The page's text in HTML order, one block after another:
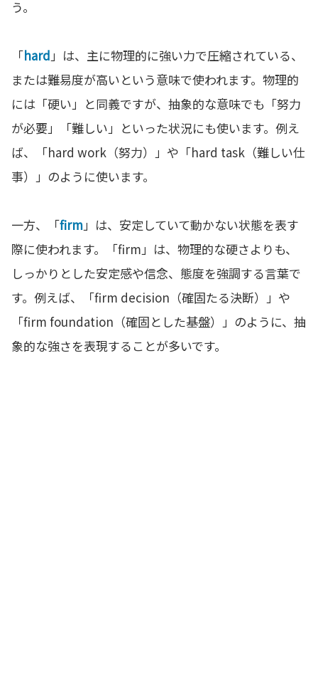
う。
「hard」は、主に物理的に強い力で圧縮されている、
または難易度が高いという意味で使われます。物理的
には「硬い」と同義ですが、抽象的な意味でも「努力
が必要」「難しい」といった状況にも使います。例え
ば、「hard work（努力）」や「hard task（難しい仕
事）」のように使います。
一方、「firm」は、安定していて動かない状態を表す
際に使われます。「firm」は、物理的な硬さよりも、
しっかりとした安定感や信念、態度を強調する言葉で
す。例えば、「firm decision（確固たる決断）」や
「firm foundation（確固とした基盤）」のように、抽
象的な強さを表現することが多いです。